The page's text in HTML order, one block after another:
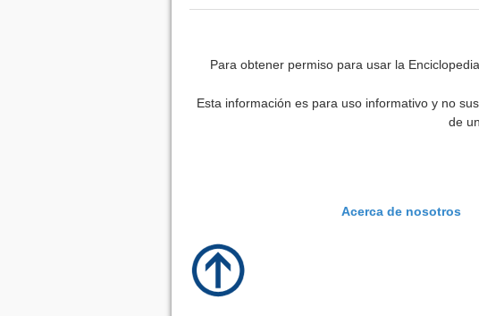
Para obtener permiso para usar la
Esta información es para uso informativo y no
de
Acerca de nosotros